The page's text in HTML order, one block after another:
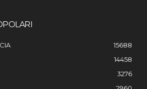
15688
14458
3276